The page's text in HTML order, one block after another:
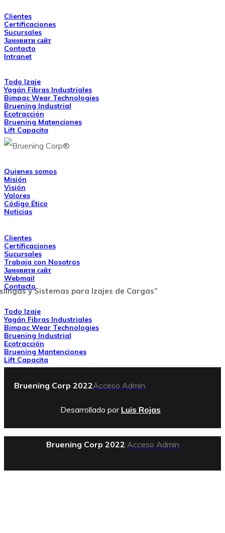
y Sistemas para Izajes de Cargas”
Clientes
Certificaciones
Sucursales
Замовити сайт
Contacto
Intranet
Todo Izaje
Yagán Fibras Industriales
Bimpac Wear Technologies
Bruening Industrial
Ecotracción
Bruening Matenciones
Lift Capacita
Quienes somos
Misión
Visión
Valores
Código Ético
Noticias
Clientes
Certificaciones
Sucursales
Trabaja con Nosotros
Замовити сайт
Webmail
Contacto
Grupo Bruening
Todo Izaje
Yagán Fibras Industriales
Bimpac Wear Technologies
Bruening Industrial
Ecotracción
Bruening Mantenciones
Lift Capacita
Bruening Corp 2022Acceso Admin
Desarrollado por Luis Rojas
Bruening Corp 2022 Acceso Admin